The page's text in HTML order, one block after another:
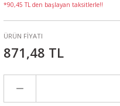
*90,45 TL den başlayan taksitlerle!!
ÜRÜN FİYATI
871,48 TL